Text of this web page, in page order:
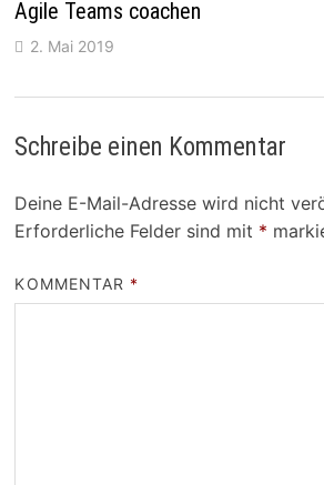
Agile Teams coachen
2. Mai 2019
Schreibe einen Kommentar
Deine E-Mail-Adresse wird nicht
Erforderliche Felder sind mit *
KOMMENTAR *